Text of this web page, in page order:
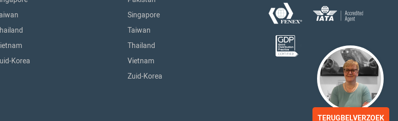
TERUGBELVERZOEK
Korea
Singapore
Taiwan
Thailand
Vietnam
Zuid-Korea